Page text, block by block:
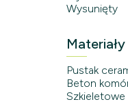
Wysunięty
Materiały
Pustak
Beton